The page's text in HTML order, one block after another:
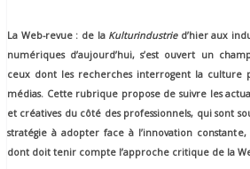
La Web-revue : de la Kulturindustried’hier aux
numériques d’aujourd’hui, s’est ouvert un
ceux dont les recherches interrogent la culture
médias. Cette rubrique propose de suivre les
et créatives du côté des professionnels, qui sont
stratégie à adopter face à l’innovation
dont doit tenir compte l’approche critique de la